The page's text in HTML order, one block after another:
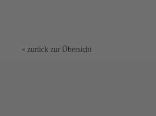
« zurück zur Übersicht